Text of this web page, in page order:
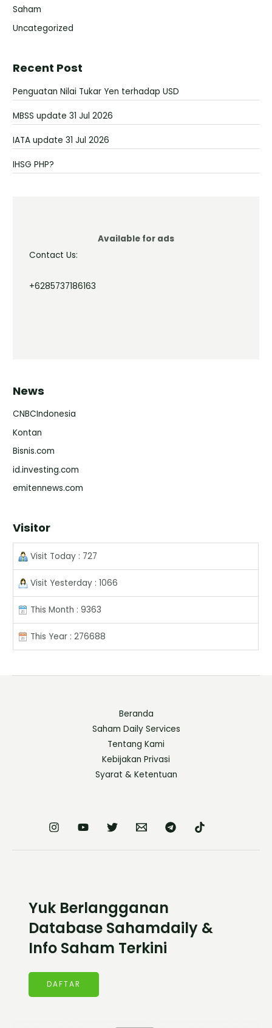
Saham
Uncategorized
Recent Post
Penguatan Nilai Tukar Yen terhadap USD
MBSS update 31 Jul 2026
IATA update 31 Jul 2026
IHSG PHP?
Available for ads
Contact Us:
+6285737186163
News
CNBCIndonesia
Kontan
Bisnis.com
id.investing.com
emitennews.com
Visitor
Visit Today : 727
Visit Yesterday : 1066
This Month : 9363
This Year : 276688
Beranda
Saham Daily Services
Tentang Kami
Kebijakan Privasi
Syarat & Ketentuan
Yuk Berlangganan
Database Sahamdaily &
Info Saham Terkini
DAFTAR